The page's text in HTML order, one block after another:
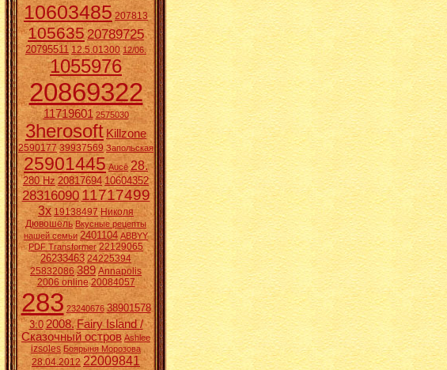
10603485 207813
10563520789725
20795511 12.5.01300 12/06.
1055976
20869322
11719601 2575030
3herosoft Killzone
2590177 39937569 Запольская
25901445 Aucē 28.
280 Hz 20817694 10604352
2831609011717499
3x 19138497 Николя
Дювошель Вкусные рецепты
нашей семьи 2401104 ABBYY
PDF Transformer 22129065
26233463 24225394
25832086 389 Annapolis
2006 online 20084057
283 23240676 38901578
3:0 2008. Fairy Island /
Сказочный остров Ashlee
izsoles Боярыня Морозова
28.04.2012 22009841